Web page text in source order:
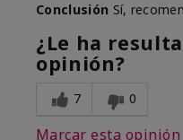
Conclusión Sí,
¿Le ha
opinión?
7 0
Marcar esta opinión